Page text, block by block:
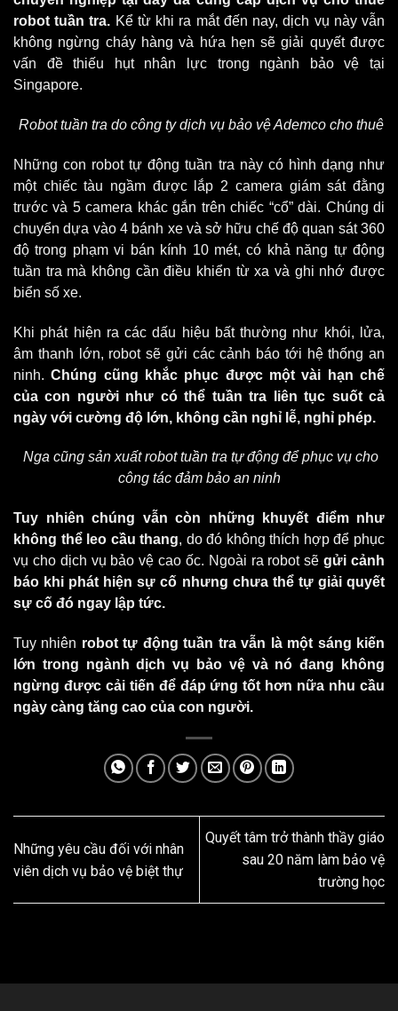
robot tuần tra. Kể từ khi ra mắt đến nay, dịch vụ này vẫn
không ngừng cháy hàng và hứa hẹn sẽ giải quyết được
vấn đề thiếu hụt nhân lực trong ngành bảo vệ tại
Singapore.
Robot tuần tra do công ty dịch vụ bảo vệ Ademco cho thuê
Những con robot tự động tuần tra này có hình dạng như
một chiếc tàu ngầm được lắp 2 camera giám sát đằng
trước và 5 camera khác gắn trên chiếc “cổ” dài. Chúng di
chuyển dựa vào 4 bánh xe và sở hữu chế độ quan sát 360
độ trong phạm vi bán kính 10 mét, có khả năng tự động
tuần tra mà không cần điều khiển từ xa và ghi nhớ được
biển số xe.
Khi phát hiện ra các dấu hiệu bất thường như khói, lửa,
âm thanh lớn, robot sẽ gửi các cảnh báo tới hệ thống an
ninh.Chúng cũng khắc phục được một vài hạn chế
của con người như có thể tuần tra liên tục suốt cả
ngày với cường độ lớn, không cần nghỉ lễ, nghỉ phép.
Nga cũng sản xuất robot tuần tra tự động để phục vụ cho
công tác đảm bảo an ninh
Tuy nhiên chúng vẫn còn những khuyết điểm như
không thể leo cầu thang, do đó không thích hợp để phục
vụ cho dịch vụ bảo vệ cao ốc. Ngoài ra robot sẽgửi cảnh
báo khi phát hiện sự cố nhưng chưa thể tự giải quyết
sự cố đó ngay lập tức.
Tuy nhiên robot tự động tuần tra vẫn là một sáng kiến
lớn trong ngành dịch vụ bảo vệ và nó đang không
ngừng được cải tiến để đáp ứng tốt hơn nữa nhu cầu
ngày càng tăng cao của con người.
Những yêu cầu đối với nhân
viên dịch vụ bảo vệ biệt thự
Quyết tâm trở thành thầy giáo
sau 20 năm làm bảo vệ
trường học